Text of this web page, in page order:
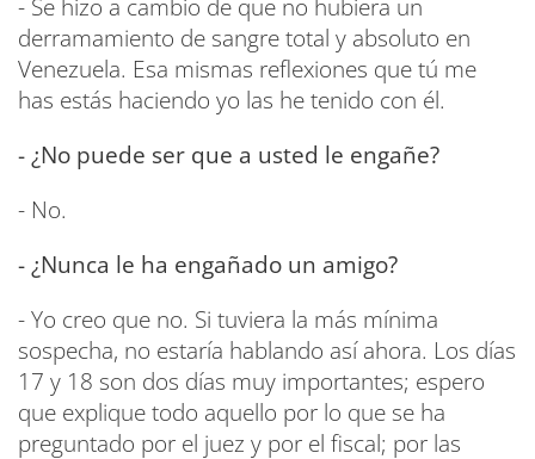
- Se hizo a cambio de que no hubiera un
derramamiento de sangre total y absoluto en
Venezuela. Esa mismas reflexiones que tú me
has estás haciendo yo las he tenido con él.
- ¿No puede ser que a usted le engañe?
- No.
- ¿Nunca le ha engañado un amigo?
- Yo creo que no. Si tuviera la más mínima
sospecha, no estaría hablando así ahora. Los días
17 y 18 son dos días muy importantes; espero
que explique todo aquello por lo que se ha
preguntado por el juez y por el fiscal; por las